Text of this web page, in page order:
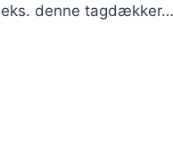
denne tagdækker…